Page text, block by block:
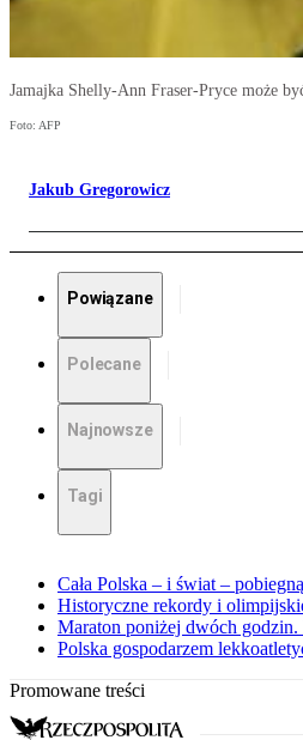
Jamajka Shelly-Ann Fraser-Pryce może
Foto: AFP
Jakub Gregorowicz
Powiązane
Polecane
Najnowsze
Tagi
Cała Polska – i świat –
Historyczne rekordy i
Maraton poniżej dwóch
Polska gospodarzem
Promowane treści